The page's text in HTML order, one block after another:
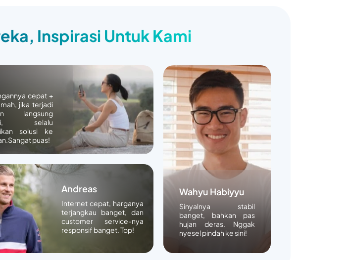
Inspirasi Untuk Kami
cepat +
jika terjadi
langsung
selalu
solusi ke
puas!
Wahyu Habiyyu
Sinyalnya stabil
banget, bahkan pas
hujan deras. Nggak
nyesel pindah ke sini!
Andreas
Internet cepat, harganya
terjangkau banget, dan
customer service-nya
responsif banget. Top!